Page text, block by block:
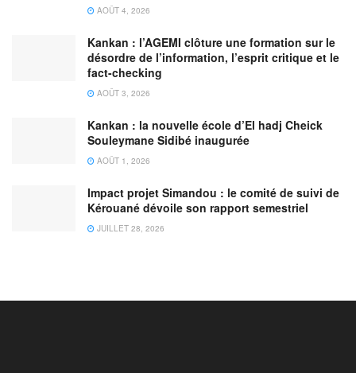
AOÛT 4, 2026
Kankan : l’AGEMI clôture une formation sur le
désordre de l’information, l’esprit critique et le
fact-checking
AOÛT 3, 2026
Kankan : la nouvelle école d’El hadj Cheick
Souleymane Sidibé inaugurée
AOÛT 1, 2026
Impact projet Simandou : le comité de suivi de
Kérouané dévoile son rapport semestriel
JUILLET 28, 2026